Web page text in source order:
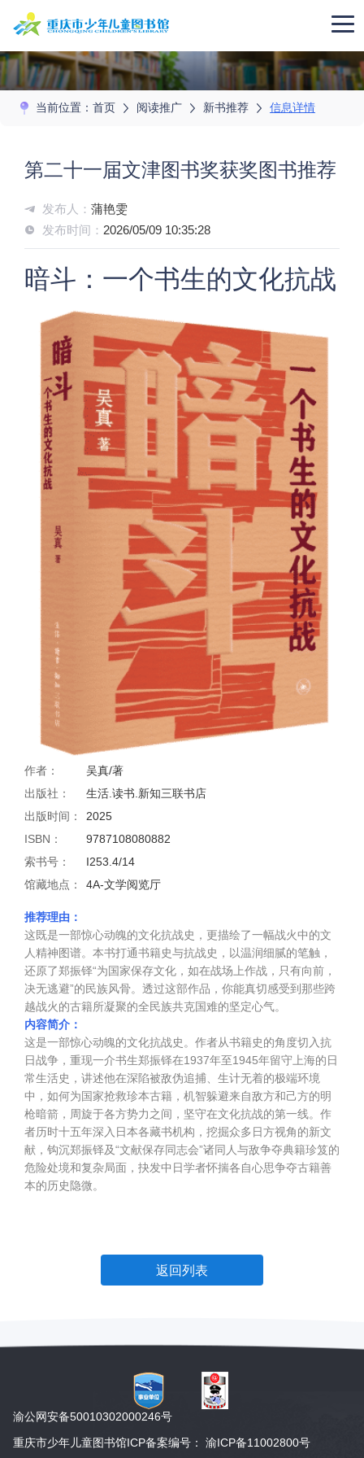
当前位置： 首页 阅读推广 新书推荐 信息详情
第二十一届文津图书奖获奖图书推荐
发布人： 蒲艳雯
发布时间： 2026/05/09 10:35:28
暗斗：一个书生的文化抗战
作者：
吴真/著
出版社：
生活.读书.新知三联书店
出版时间：
2025
ISBN：
9787108080882
索书号：
I253.4/14
馆藏地点：
4A-文学阅览厅
推荐理由：
这既是一部惊心动魄的文化抗战史，更描绘了一幅战火中的文
人精神图谱。本书打通书籍史与抗战史，以温润细腻的笔触，
还原了郑振铎“为国家保存文化，如在战场上作战，只有向前，
决无逃避”的民族风骨。透过这部作品，你能真切感受到那些跨
越战火的古籍所凝聚的全民族共克国难的坚定心气。
内容简介：
这是一部惊心动魄的文化抗战史。作者从书籍史的角度切入抗
日战争，重现一介书生郑振铎在1937年至1945年留守上海的日
常生活史，讲述他在深陷被敌伪追捕、生计无着的极端环境
中，如何为国家抢救珍本古籍，机智躲避来自敌方和己方的明
枪暗箭，周旋于各方势力之间，坚守在文化抗战的第一线。作
者历时十五年深入日本各藏书机构，挖掘众多日方视角的新文
献，钩沉郑振铎及“文献保存同志会”诸同人与敌争夺典籍珍笈的
危险处境和复杂局面，抉发中日学者怀揣各自心思争夺古籍善
本的历史隐微。
返回列表
渝公网安备50010302000246号
重庆市少年儿童图书馆ICP备案编号： 渝ICP备11002800号